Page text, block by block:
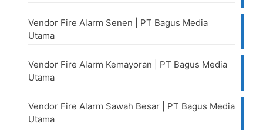
Vendor Fire Alarm Senen | PT Bagus Media
Utama
Vendor Fire Alarm Kemayoran | PT Bagus Media
Utama
Vendor Fire Alarm Sawah Besar | PT Bagus Media
Utama